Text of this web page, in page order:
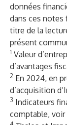
données
dans ces notes
titre de la
présent
1 Valeur
d’avantages
2 En 2024, en
d’acquisition
3 Indicateurs
comptable,